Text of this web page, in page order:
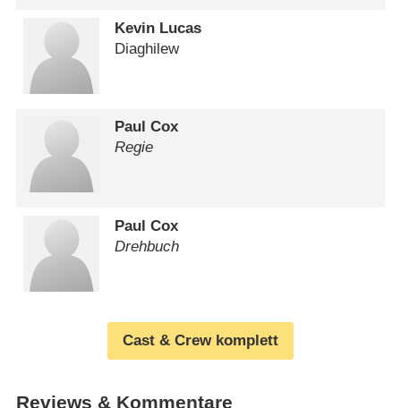
Kevin Lucas
Diaghilew
Paul Cox
Regie
Paul Cox
Drehbuch
Cast & Crew komplett
Reviews & Kommentare